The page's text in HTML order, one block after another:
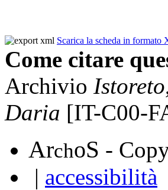
Scarica la scheda in formato
Come citare
Archivio Istoreto
Daria [IT-C00-
ArchoS -
| accessibilità